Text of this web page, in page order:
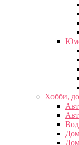
Хобби,